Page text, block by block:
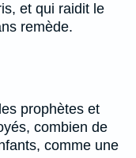
et qui raidit le
remède.
prophètes et
combien de
comme une